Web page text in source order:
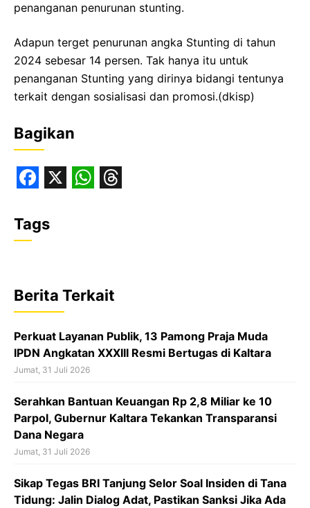
penanganan penurunan stunting.
Adapun terget penurunan angka Stunting di tahun
2024 sebesar 14 persen. Tak hanya itu untuk
penanganan Stunting yang dirinya bidangi tentunya
terkait dengan sosialisasi dan promosi.(dkisp)
Bagikan
a
c
b
o
o
k
s
A
p
p
a
d
s
Tags
Berita Terkait
Perkuat Layanan Publik, 13 Pamong Praja Muda
IPDN Angkatan XXXIII Resmi Bertugas di Kaltara
Jumat, 31 Juli 2026
Serahkan Bantuan Keuangan Rp 2,8 Miliar ke 10
Parpol, Gubernur Kaltara Tekankan Transparansi
Dana Negara
Jumat, 31 Juli 2026
Sikap Tegas BRI Tanjung Selor Soal Insiden di Tana
Tidung: Jalin Dialog Adat, Pastikan Sanksi Jika Ada